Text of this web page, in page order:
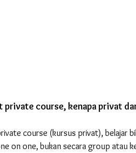
private course, kenapa privat
course (kursus privat), belajar
on one, bukan secara group atau